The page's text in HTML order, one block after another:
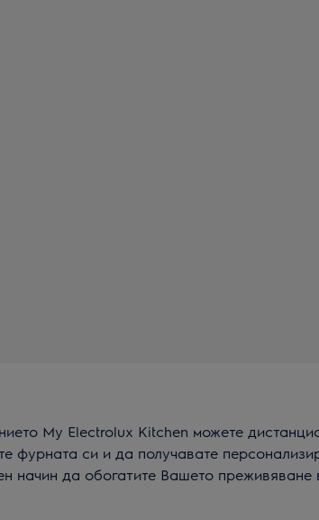
My Electrolux Kitchen можете
фурната си и да получавате
начин да обогатите Вашето преживяване